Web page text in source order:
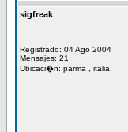
sigfreak
Registrado: 04 Ago 2004
Mensajes: 21
Ubicaci�n: parma , italia.